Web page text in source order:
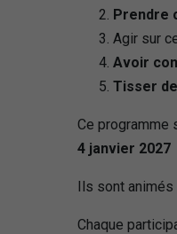
Prendre
Agir sur
Avoir
Tisser
Ce programme
4 janvier 2027
Ils sont animés
Chaque